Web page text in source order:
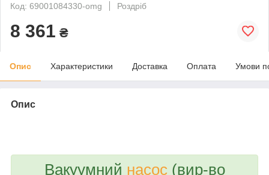
Код: 69001084330-omg
Роздріб
8 361 ₴
Опис Характеристики Доставка Оплата Умови
Опис
Вакуумний насос(вир-во